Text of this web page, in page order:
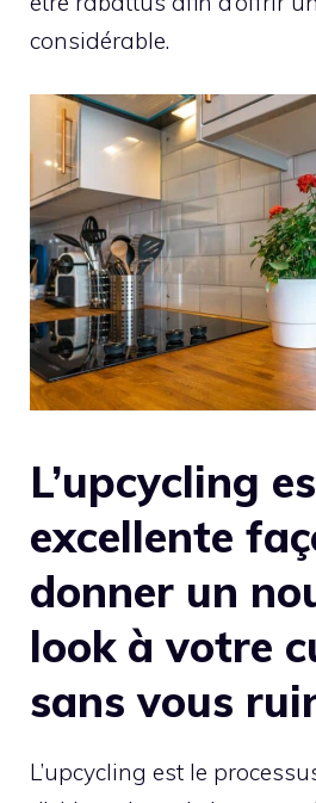
considérable.
L’upcycling
excellente
donner un
look à votre
sans vous
L’upcycling est le